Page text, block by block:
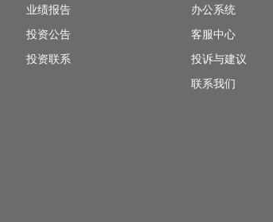
业绩报告
投资公告
投资联系
办公系统
客服中心
投诉与建议
联系我们